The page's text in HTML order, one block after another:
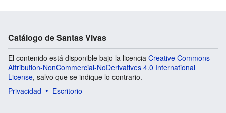
Catálogo de Santas Vivas
El contenido está disponible bajo la licencia Creative Commons
Attribution-NonCommercial-NoDerivatives 4.0 International
License, salvo que se indique lo contrario.
Privacidad
Escritorio